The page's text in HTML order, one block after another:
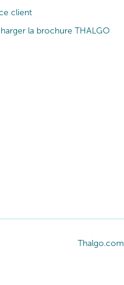
client
la brochure THALGO
Thalgo.com